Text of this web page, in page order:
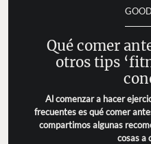
Qué comer
otros tips
Al comenzar a hacer
frecuentes es qué comer
compartimos algunas
cosas a